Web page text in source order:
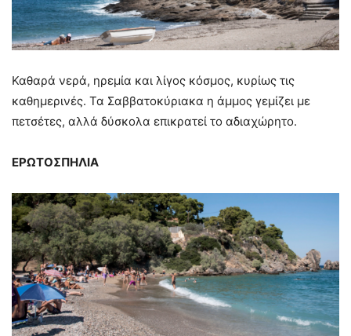
Καθαρά νερά, ηρεμία και λίγος κόσμος, κυρίως τις
καθημερινές. Τα Σαββατοκύριακα η άμμος γεμίζει με
πετσέτες, αλλά δύσκολα επικρατεί το αδιαχώρητο.
ΕΡΩΤΟΣΠΗΛΙΑ